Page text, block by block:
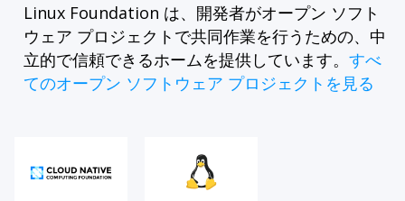
Linux Foundation は、開発者がオープン ソフト
ウェア プロジェクトで共同作業を行うための、中
立的で信頼できるホームを提供しています。 すべ
てのオープン ソフトウェア プロジェクトを見る